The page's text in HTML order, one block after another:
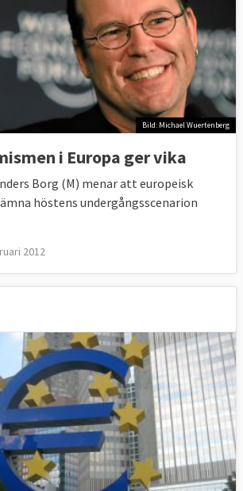
Bild: Michael Wuertenberg
i Europa ger vika
Borg (M) menar att europeisk
höstens undergångsscenarion
2012